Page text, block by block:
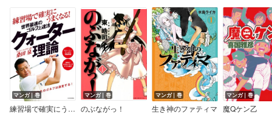
マンガ｜巻
練習場で確実にうまくなる！ 世界最速のゴルフ上達法 クォーター理論
マンガ｜巻
のぶながっ！
マンガ｜巻
生き神のファティマ
マンガ｜巻
魔Qケン乙